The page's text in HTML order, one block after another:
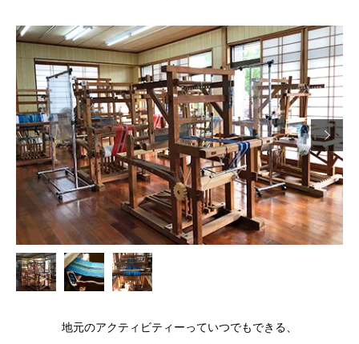

地元のアクティビティーっていつでもできる、